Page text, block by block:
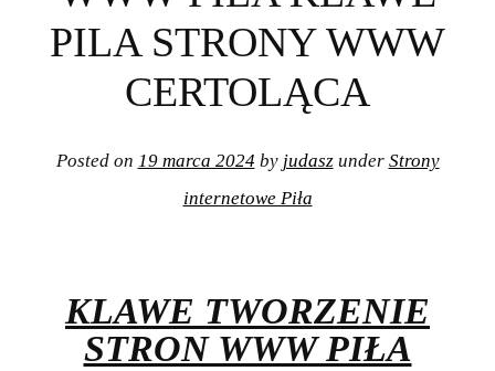
PILA STRONY WWW
CERTOLĄCA
Posted on 19 marca 2024 by judaszunder Strony
internetowe Piła
KLAWE TWORZENIE
STRON WWW PIŁA